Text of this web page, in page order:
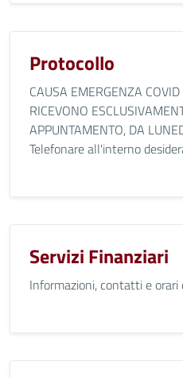
Protocollo
CAUSA EMERGENZA
RICEVONO
APPUNTAMENTO, DA
Telefonare all'interno
Servizi Finanziari
Informazioni, contatti e orari